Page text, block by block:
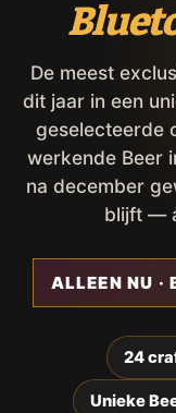
De meest
dit jaar in een
geselecteerde
werkende Beer
na december
blijft —
ALLEEN NU ·
24
Unieke